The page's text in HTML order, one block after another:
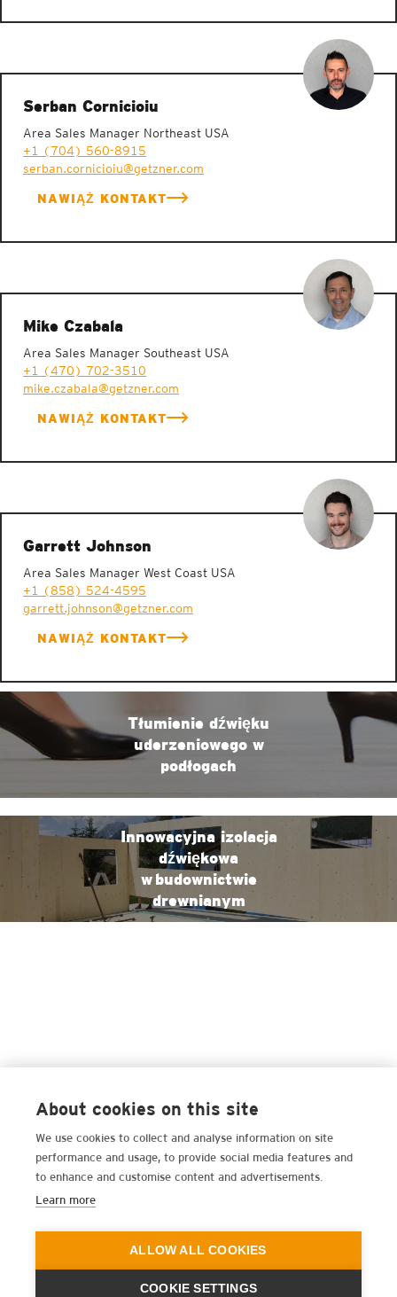
Serban Cornicioiu
Area Sales Manager Northeast USA
+1 (704) 560-8915
serban.cornicioiu@getzner.com
NAWIĄŻ KONTAKT
Mike Czabala
Area Sales Manager Southeast USA
+1 (470) 702-3510
mike.czabala@getzner.com
NAWIĄŻ KONTAKT
Garrett Johnson
Area Sales Manager West Coast USA
+1 (858) 524-4595
garrett.johnson@getzner.com
NAWIĄŻ KONTAKT
Tłumienie dźwięku
uderzeniowego w
podłogach
Innowacyjna izolacja
dźwiękowa
w budownictwie
drewnianym
About cookies on this site
We use cookies to collect and analyse information on site
performance and usage, to provide social media features and
to enhance and customise content and advertisements.
Learn more
ALLOW ALL COOKIES
COOKIE SETTINGS